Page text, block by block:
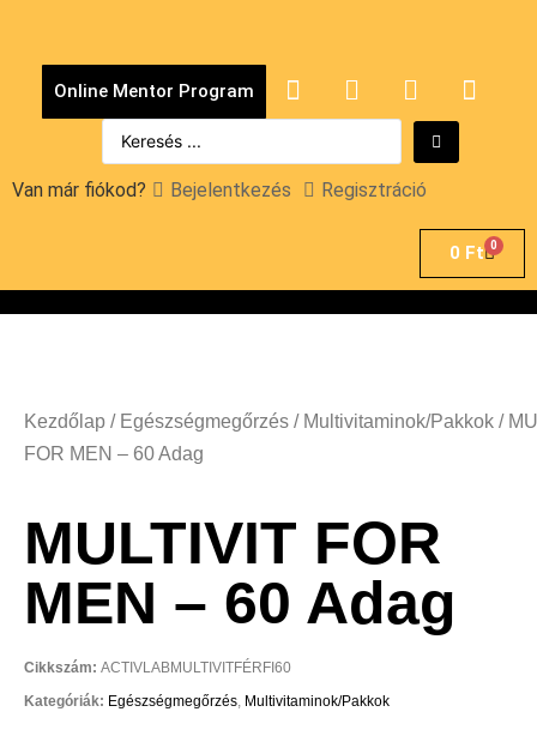
Online Mentor Program
Van már fiókod? Bejelentkezés Regisztráció
0 Ft 0
Kezdőlap / Egészségmegőrzés / Multivitaminok/Pakkok /
FOR MEN – 60 Adag
MULTIVIT FOR
MEN – 60 Adag
Cikkszám: ACTIVLABMULTIVITFÉRFI60
Kategóriák: Egészségmegőrzés, Multivitaminok/Pakkok